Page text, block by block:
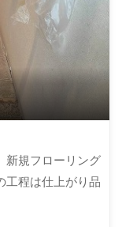
新規フローリング
工程は仕上がり品